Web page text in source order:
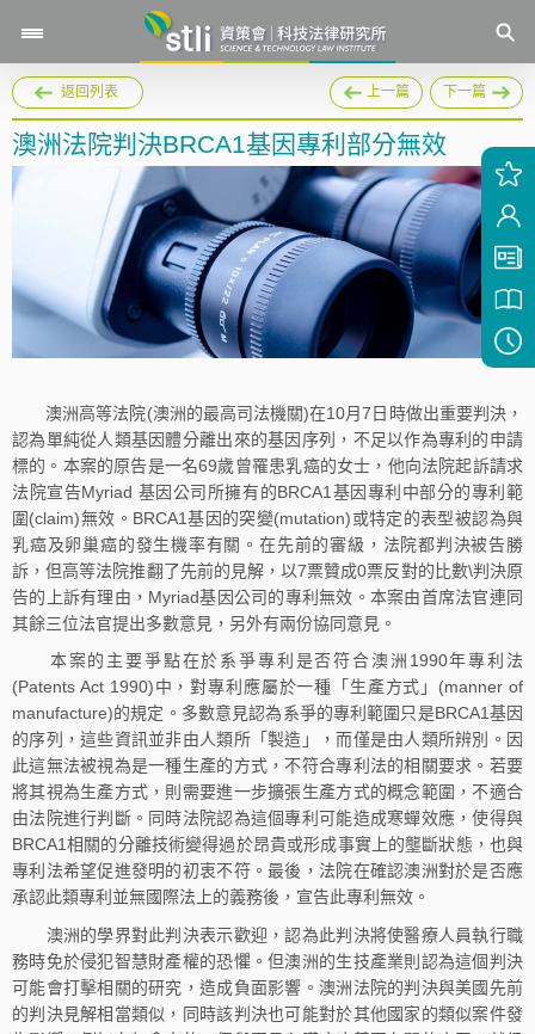
返回列表 上一篇 下一篇
澳洲法院判決BRCA1基因專利部分無效
澳洲高等法院(澳洲的最高司法機關)在10月7日時做出重要判決，
認為單純從人類基因體分離出來的基因序列，不足以作為專利的申請
標的。本案的原告是一名69歲曾罹患乳癌的女士，他向法院起訴請求
法院宣告Myriad 基因公司所擁有的BRCA1基因專利中部分的專利範
圍(claim)無效。BRCA1基因的突變(mutation)或特定的表型被認為與
乳癌及卵巢癌的發生機率有關。在先前的審級，法院都判決被告勝
訴，但高等法院推翻了先前的見解，以7票贊成0票反對的比數\判決原
告的上訴有理由，Myriad基因公司的專利無效。本案由首席法官連同
其餘三位法官提出多數意見，另外有兩份協同意見。
本案的主要爭點在於系爭專利是否符合澳洲1990年專利法
(Patents Act 1990)中，對專利應屬於一種「生產方式」(manner of
manufacture)的規定。多數意見認為系爭的專利範圍只是BRCA1基因
的序列，這些資訊並非由人類所「製造」，而僅是由人類所辨別。因
此這無法被視為是一種生產的方式，不符合專利法的相關要求。若要
將其視為生產方式，則需要進一步擴張生產方式的概念範圍，不適合
由法院進行判斷。同時法院認為這個專利可能造成寒蟬效應，使得與
BRCA1相關的分離技術變得過於昂貴或形成事實上的壟斷狀態，也與
專利法希望促進發明的初衷不符。最後，法院在確認澳洲對於是否應
承認此類專利並無國際法上的義務後，宣告此專利無效。
澳洲的學界對此判決表示歡迎，認為此判決將使醫療人員執行職
務時免於侵犯智慧財產權的恐懼。但澳洲的生技產業則認為這個判決
可能會打擊相關的研究，造成負面影響。澳洲法院的判決與美國先前
的判決見解相當類似，同時該判決也可能對於其他國家的類似案件發